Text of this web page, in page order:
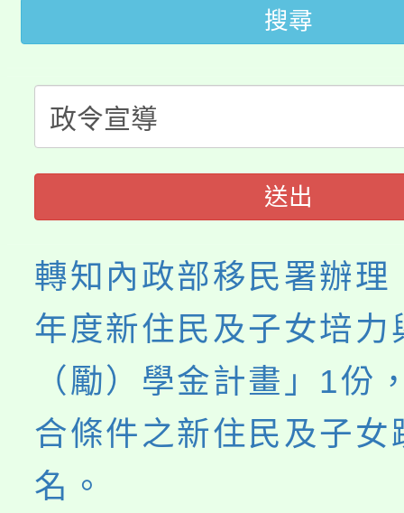
代理(課)教師甄選結果
轉知中國文化大學推廣
程，歡迎學生輔導中心
心理、諮商輔導、社會
系所師生報名參加。
縣市「校園短影音徵選
門員」簡章及活動海報
踴躍報名參加。
桃園市115學年度學生
要點
「桃園市補助參觀特色
展演活動實施計畫」
搜尋
送出
轉知內政部移民署辦
年度新住民及子女培力
（勵）學金計畫」1份
合條件之新住民及子女
名。